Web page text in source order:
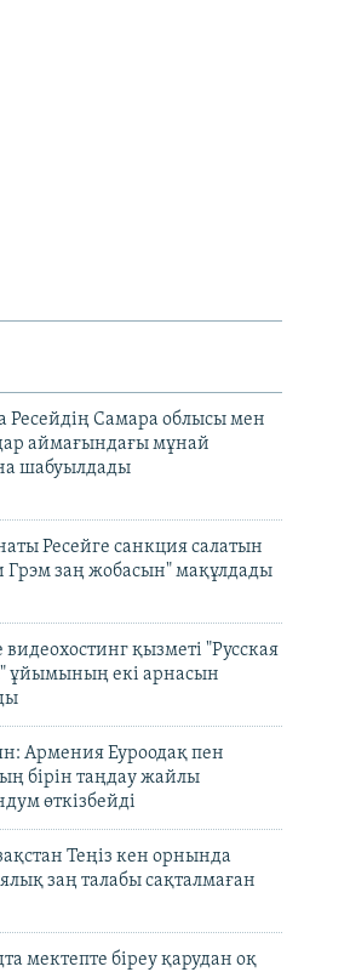
Ресейдің Самара облысы мен
аймағындағы мұнай
шабуылдады
Ресейге санкция салатын
Грэм заң жобасын" мақұлдады
видеохостинг қызметі "Русская
ұйымының екі арнасын
Армения Еуроодақ пен
бірін таңдау жайлы
өткізбейді
Теңіз кен орнында
заң талабы сақталмаған
мектепте біреу қарудан оқ